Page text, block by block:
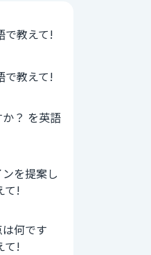
で教えて!
で教えて!
？ を英語
を提案し
て!
何です
て!